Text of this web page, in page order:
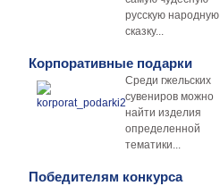
русскую народную
сказку...
Корпоративные подарки
Среди гжельских
сувениров можно
найти изделия
определенной
тематики...
Победителям конкурса